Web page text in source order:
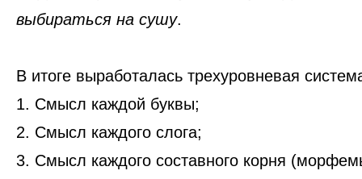
выбираться на сушу.
В итоге выработалась трехуровневая
1. Смысл каждой буквы;
2. Смысл каждого слога;
3. Смысл каждого составного корня